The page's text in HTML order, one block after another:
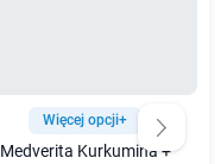
Więcej opcji+
Medverita Kurkumina +